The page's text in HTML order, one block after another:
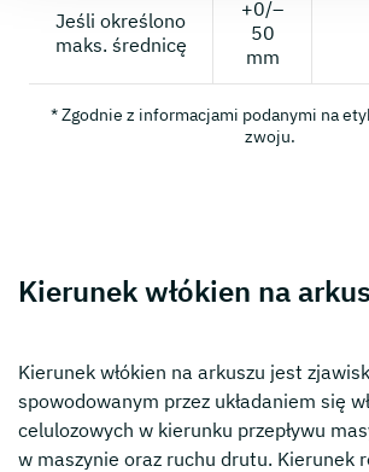
Jeśli określono
maks. średnicę
+0/–
50
mm
* Zgodnie z informacjami podanymi na
zwoju.
Kierunek włókien na
Kierunek włókien na arkuszu jest
spowodowanym przez układaniem się
celulozowych w kierunku przepływu
w maszynie oraz ruchu drutu. Kierunek